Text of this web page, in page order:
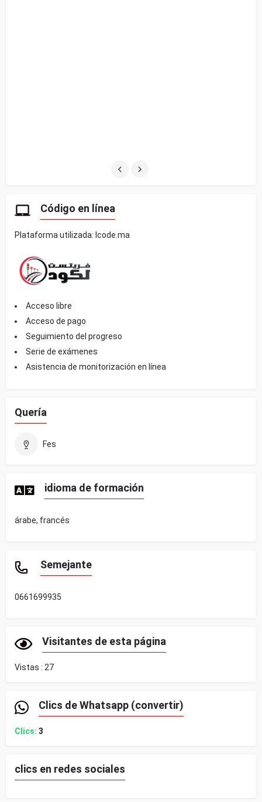
Código en línea
Plataforma utilizada: lcode.ma
Acceso libre
Acceso de pago
Seguimiento del progreso
Serie de exámenes
Asistencia de monitorización en línea
Quería
Fes
idioma de formación
árabe, francés
Semejante
0661699935
Visitantes de esta página
Vistas : 27
Clics de Whatsapp (convertir)
Clics: 3
clics en redes sociales